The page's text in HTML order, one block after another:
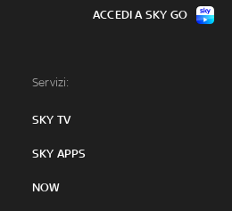
Servizi:
SKY TV
SKY APPS
NOW
ACCEDI A SKY GO